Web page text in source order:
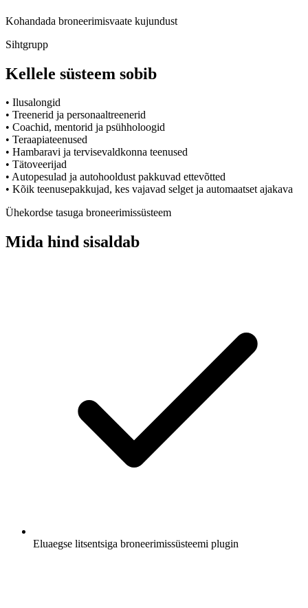
Kohandada broneerimisvaate kujundust
Sihtgrupp
Kellele süsteem sobib
• Ilusalongid
• Treenerid ja personaaltreenerid
• Coachid, mentorid ja psühholoogid
• Teraapiateenused
• Hambaravi ja tervisevaldkonna teenused
• Tätoveerijad
• Autopesulad ja autohooldust pakkuvad ettevõtted
• Kõik teenusepakkujad, kes vajavad selget ja automaatset ajakava
Ühekordse tasuga broneerimissüsteem
Mida hind sisaldab
Eluaegse litsentsiga broneerimissüsteemi plugin